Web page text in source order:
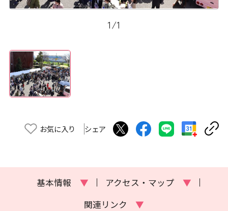
1/1
お気に入り シェア
基本情報 ▼ アクセス・マップ
▼
関連リンク
▼